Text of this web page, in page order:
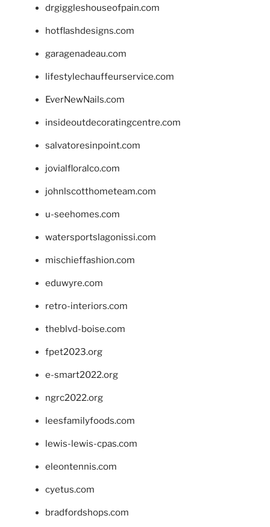
drgiggleshouseofpain.com
hotflashdesigns.com
garagenadeau.com
lifestylechauffeurservice.com
EverNewNails.com
insideoutdecoratingcentre.com
salvatoresinpoint.com
jovialfloralco.com
johnlscotthometeam.com
u-seehomes.com
watersportslagonissi.com
mischieffashion.com
eduwyre.com
retro-interiors.com
theblvd-boise.com
fpet2023.org
e-smart2022.org
ngrc2022.org
leesfamilyfoods.com
lewis-lewis-cpas.com
eleontennis.com
cyetus.com
bradfordshops.com